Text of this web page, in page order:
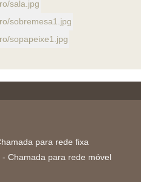
para rede fixa
Chamada para rede móvel